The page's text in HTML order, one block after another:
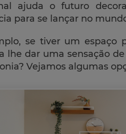
ajuda o futuro
para se lançar no
se tiver um espaço
lhe dar uma sensação
Vejamos algumas